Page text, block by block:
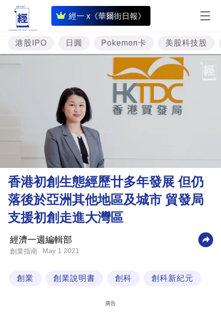
經一 x《華爾街日報》
即
時
財
經
投
資
樓
市
理
財
商
業
科
技
場
港股IPO 日圓 Pokemon卡 美股科技股
香港初創生態經歷廿多年發展 但仍
落後於亞洲其他地區及城市 貿發局
支援初創走進大灣區
經濟一週編輯部
創業指南 May 1 2021
創業 創業說明書 創科 創科新紀元
廣告